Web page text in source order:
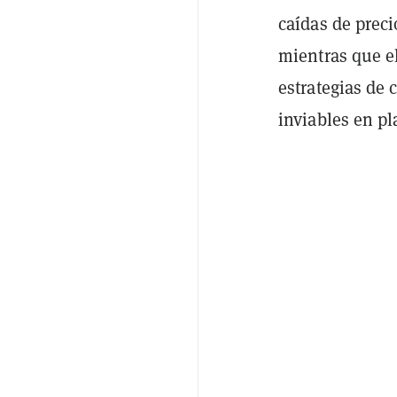
caídas de
mientras que
estrategias de
inviables en